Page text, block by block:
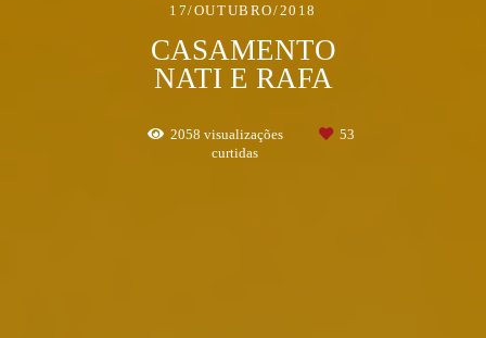
17/OUTUBRO/2018
CASAMENTO
NATI E RAFA
2058 visualizações
53
curtidas